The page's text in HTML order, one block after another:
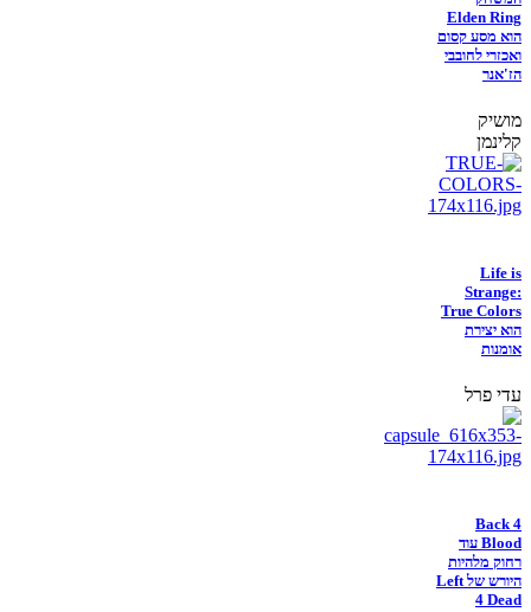
Elden Ring
הוא מסע קסום
ואכזרי לחובבי
הז'אנר
מושיק
קלינמן
Life is
Strange:
True Colors
הוא יצירת
אומנות
עדי פרל
Back 4
Blood עוד
רחוק מלהיות
היורש של Left
4 Dead